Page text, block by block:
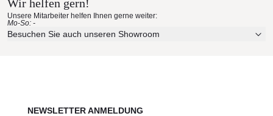
Wir helfen gern!
Unsere Mitarbeiter helfen Ihnen gerne weiter:
Mo-So: -
Besuchen Sie auch unseren Showroom
NEWSLETTER ANMELDUNG